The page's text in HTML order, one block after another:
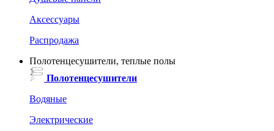
Аксессуары
Распродажа
Полотенцесушители, теплые полы
Полотенцесушители
Водяные
Электрические